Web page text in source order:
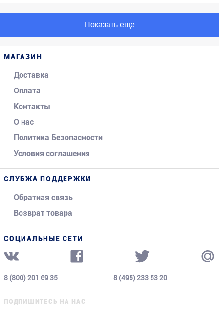
Показать еще
МАГАЗИН
Доставка
Оплата
Контакты
О нас
Политика Безопасности
Условия соглашения
СЛУБЖА ПОДДЕРЖКИ
Обратная связь
Возврат товара
СОЦИАЛЬНЫЕ СЕТИ
8 (800) 201 69 35 8 (495) 233 53 20
ПОДПИШИТЕСЬ НА НАС